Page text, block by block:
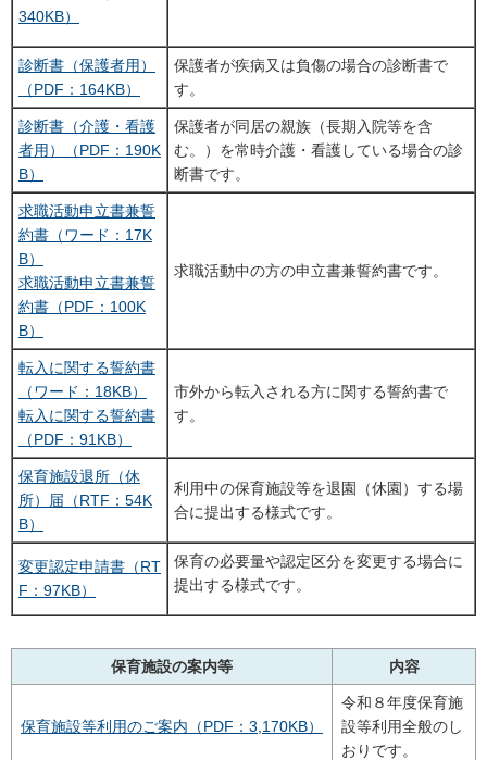
340KB）
診断書（保護者用）
（PDF：164KB）
保護者が疾病又は負傷の場合の診断書で
す。
診断書（介護・看護
者用）（PDF：190K
B）
保護者が同居の親族（長期入院等を含
む。）を常時介護・看護している場合の診
断書です。
求職活動申立書兼誓
約書（ワード：17K
B）
求職活動申立書兼誓
約書（PDF：100K
B）
求職活動中の方の申立書兼誓約書です。
転入に関する誓約書
（ワード：18KB）
転入に関する誓約書
（PDF：91KB）
市外から転入される方に関する誓約書で
す。
保育施設退所（休
所）届（RTF：54K
B）
利用中の保育施設等を退園（休園）する場
合に提出する様式です。
変更認定申請書（RT
F：97KB）
保育の必要量や認定区分を変更する場合に
提出する様式です。
保育施設の案内等 内容
保育施設等利用のご案内（PDF：3,170KB）
令和８年度保育施
設等利用全般のし
おりです。